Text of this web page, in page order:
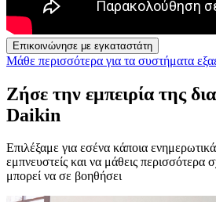
Επικοινώνησε με εγκαταστάτη
Μάθε περισσότερα για τα συστήματα
Ζήσε την εμπειρία της
Daikin
Επιλέξαμε για εσένα κάποια
εμπνευστείς και να μάθεις
μπορεί να σε βοηθήσει